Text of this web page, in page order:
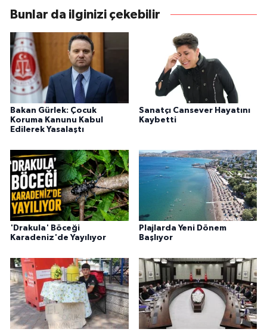
Bunlar da ilginizi çekebilir
Bakan Gürlek: Çocuk
Koruma Kanunu Kabul
Edilerek Yasalaştı
Sanatçı Cansever Hayatını
Kaybetti
'Drakula' Böceği
Karadeniz'de Yayılıyor
Plajlarda Yeni Dönem
Başlıyor